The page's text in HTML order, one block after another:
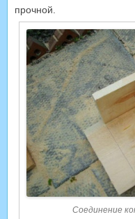
прочной.
Соединение